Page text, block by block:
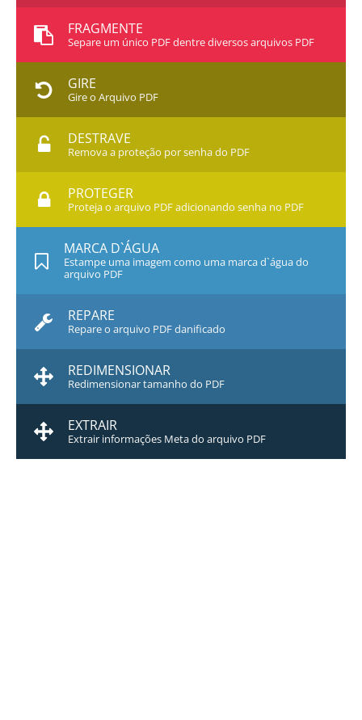
FRAGMENTE
Separe um único PDF dentre diversos arquivos PDF
GIRE
Gire o Arquivo PDF
DESTRAVE
Remova a proteção por senha do PDF
PROTEGER
Proteja o arquivo PDF adicionando senha no PDF
MARCA D`ÁGUA
Estampe uma imagem como uma marca d`água do
arquivo PDF
REPARE
Repare o arquivo PDF danificado
REDIMENSIONAR
Redimensionar tamanho do PDF
EXTRAIR
Extrair informações Meta do arquivo PDF